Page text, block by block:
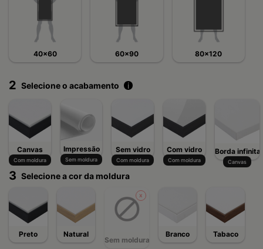
40x60 60x90 80x120
2 Selecione o acabamento i
Canvas
Com moldura
Impressão
Sem moldura
Sem vidro
Com moldura
Com vidro
Com moldura
Borda infinita
Canvas
3 Selecione a cor da moldura
Preto Natural
Sem moldura
Branco Tabaco